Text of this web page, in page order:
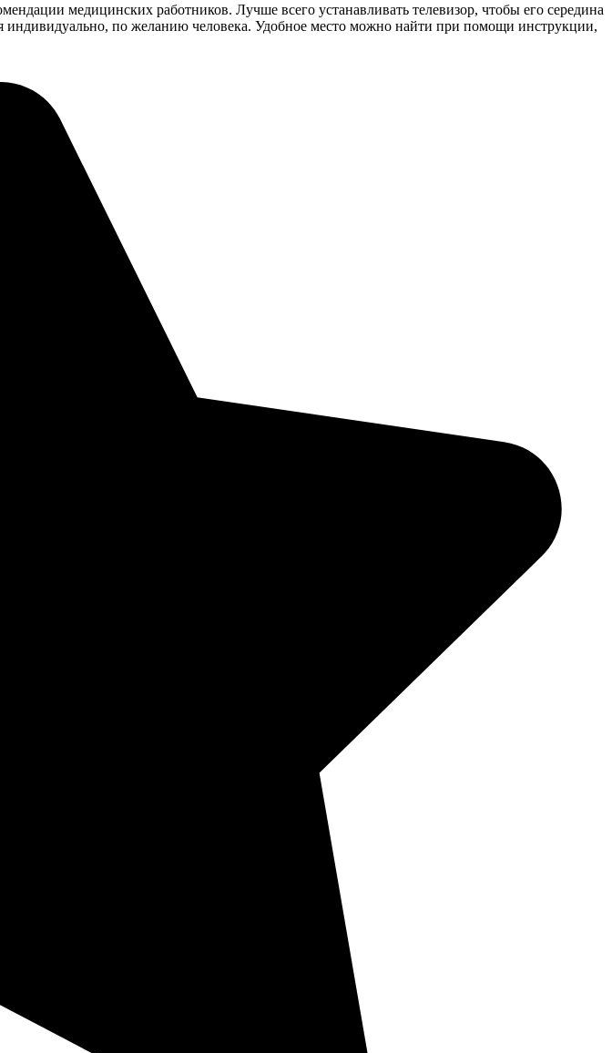
медицинских работников. Лучше всего устанавливать телевизор, чтобы его середина
индивидуально, по желанию человека. Удобное место можно найти при помощи инструкции,